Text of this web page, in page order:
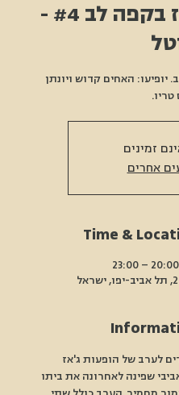
ליין הופעות ג'אז בקפה לב #4 -
האחים קדוש ויונתן
טריו.
זמינים
אחרים
לערב של הופעות ג'אז
שפינה לאחרונה את ביתו